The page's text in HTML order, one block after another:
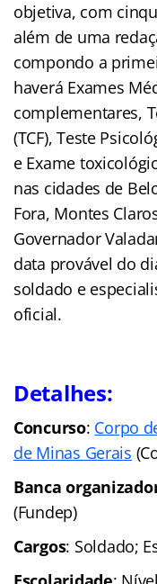
objetiva, com
além de uma
compondo a
haverá Exames
complementares,
(TCF), Teste
e Exame
nas cidades de
Fora, Montes
Governador
data provável do
soldado e
oficial.
Detalhes:
Concurso: Corpo
de Minas Gerais
Banca
(Fundep)
Cargos: Soldado;